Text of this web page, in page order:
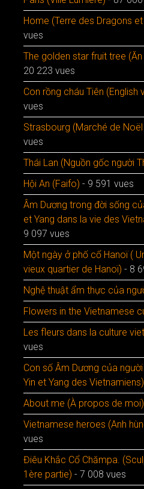
Home (Terre des Dragons
vues
The golden star fruit tree
20 223 vues
Con rồng cháu Tiên (English
vues
Strasbourg (Marché de
vues
Thái Lan (Nguồn gốc người
Hội An (Faifo) - 9 591 vues
Âm Dương trong đời sống
et Yang dans la vie des
9 097 vues
Một ngày ở phố cổ Hanoï (
vieux quartier de Hanoï) - 8
Nghệ thuật ẩm thực của
Flowers in the Vietnamese
Les fleurs dans la culture
vues
Con số Âm Dương của
Yin et Yang des Vietnamiens)
About me (À propos de moi)
Vietnamese heroes (Anh
vues
Điêu Khắc Cổ Chămpa.
1ère partie) - 7 008 vues